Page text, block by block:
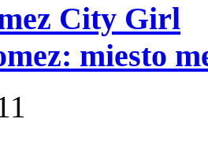
City Girl
miesto